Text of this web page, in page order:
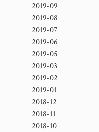
2019-09
2019-08
2019-07
2019-06
2019-05
2019-03
2019-02
2019-01
2018-12
2018-11
2018-10